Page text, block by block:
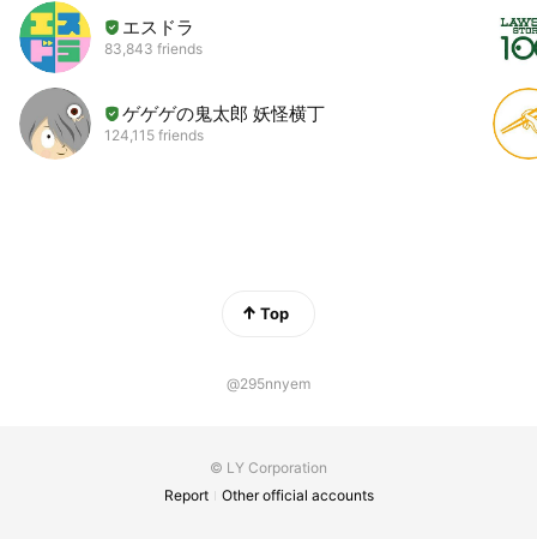
エスドラ
83,843 friends
ゲゲゲの鬼太郎 妖怪横丁
124,115 friends
Top
@295nnyem
© LY Corporation
Report
Other official accounts